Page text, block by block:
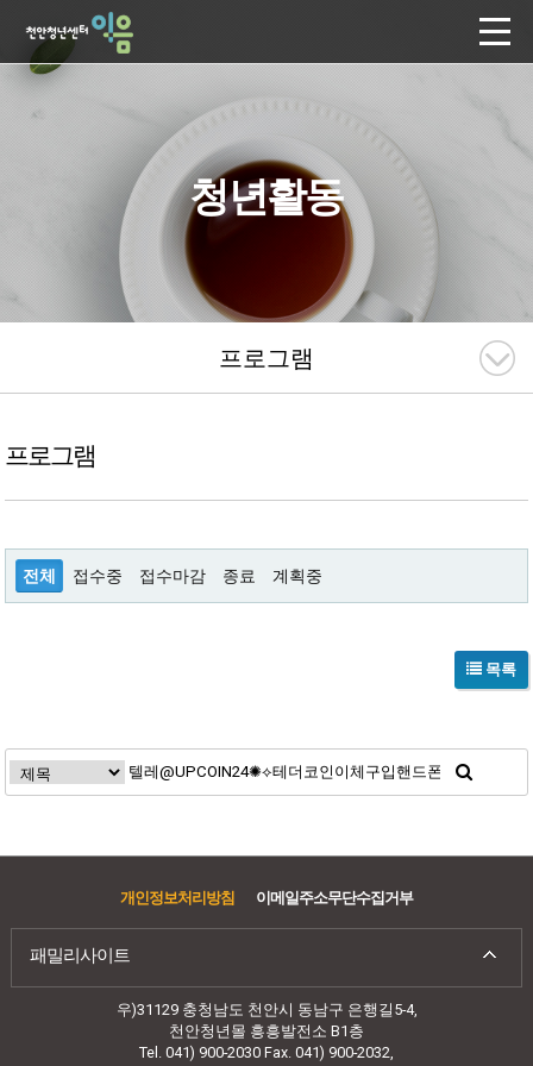
청년활동
프로그램
프로그램
전체 접수중 접수마감 종료 계획중
목록
개인정보처리방침 이메일주소무단수집거부
패밀리사이트
우)31129 충청남도 천안시 동남구 은행길5-4,
천안청년몰 흥흥발전소 B1층
Tel. 041) 900-2030 Fax. 041) 900-2032,